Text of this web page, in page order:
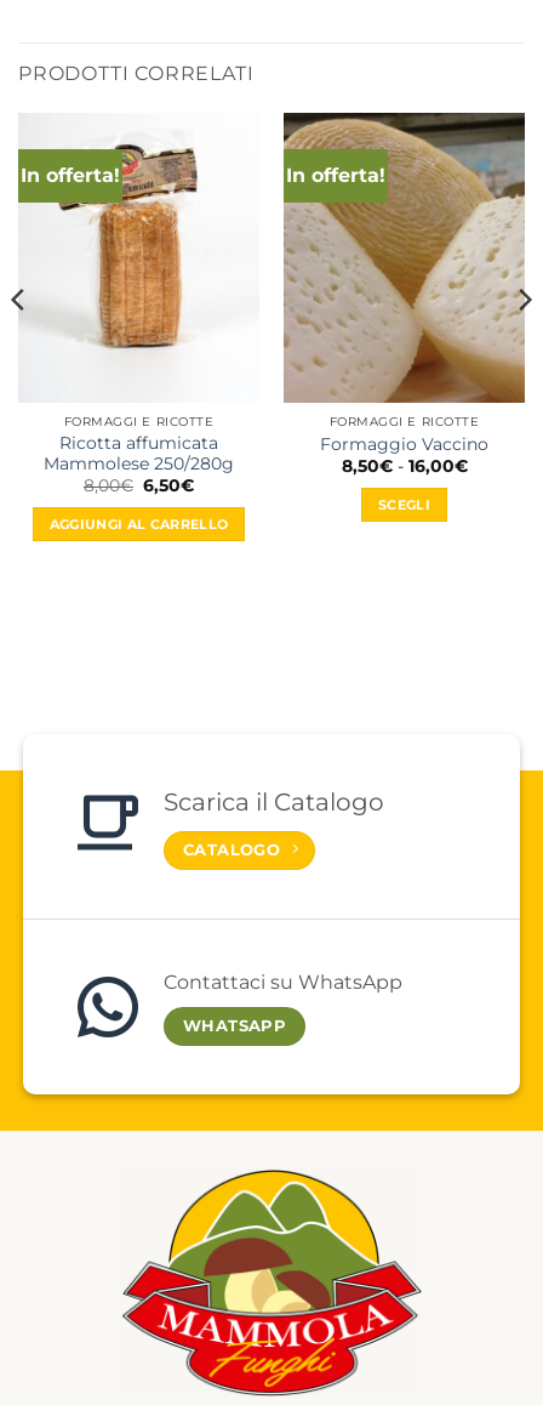
PRODOTTI CORRELATI
In offerta!
FORMAGGI E RICOTTE
Ricotta affumicata
Mammolese 250/280g
8,00€ Il
prezzo
originale
era:
8,00€.
6,50€Il
attuale
è:
6,50€.
AGGIUNGI AL CARRELLO
In offerta!
FORMAGGI E RICOTTE
Formaggio Vaccino
8,50€ - 16,00€Fascia
SCEGLI
Scarica il Catalogo
CATALOGO
Contattaci su WhatsApp
WHATSAPP